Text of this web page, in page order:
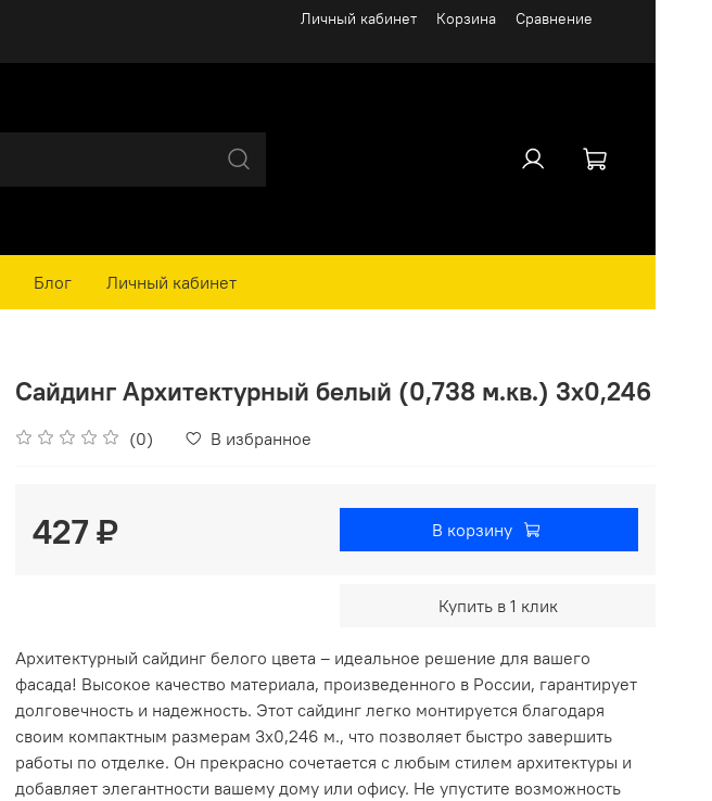
Личный кабинет Корзина Сравнение
Блог Личный кабинет
Сайдинг Архитектурный белый (0,738 м.кв.) 3х0,246
(0) В избранное
427 ₽ В корзину
Купить в 1 клик
Архитектурный сайдинг белого цвета – идеальное решение для вашего
фасада! Высокое качество материала, произведенного в России, гарантирует
долговечность и надежность. Этот сайдинг легко монтируется благодаря
своим компактным размерам 3х0,246 м., что позволяет быстро завершить
работы по отделке. Он прекрасно сочетается с любым стилем архитектуры и
добавляет элегантности вашему дому или офису. Не упустите возможность